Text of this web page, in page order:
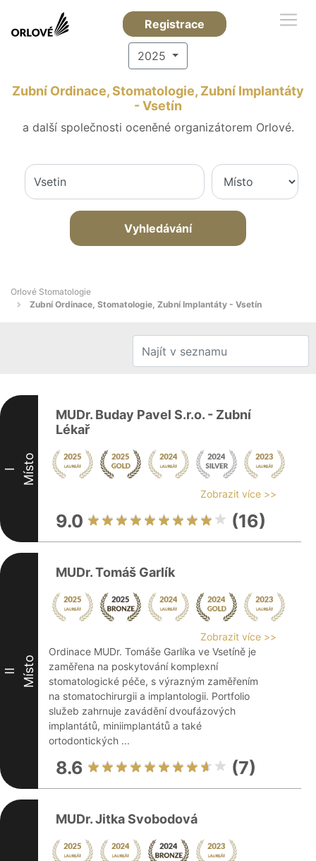
Registrace
2025
Zubní Ordinace, Stomatologie, Zubní Implantáty
- Vsetín
a další společnosti oceněné organizátorem Orlové.
Vyhledávání
Orlové Stomatologie
Zubní Ordinace, Stomatologie, Zubní Implantáty - Vsetín
I Místo
MUDr. Buday Pavel S.r.o. - Zubní
Lékař
Zobrazit více >>
9.0 (16)
II Místo
MUDr. Tomáš Garlík
Zobrazit více >>
Ordinace MUDr. Tomáše Garlíka ve Vsetíně je
zaměřena na poskytování komplexní
stomatologické péče, s výrazným zaměřením
na stomatochirurgii a implantologii. Portfolio
služeb zahrnuje zavádění dvoufázových
implantátů, miniimplantátů a také
ortodontických ...
8.6 (7)
MUDr. Jitka Svobodová